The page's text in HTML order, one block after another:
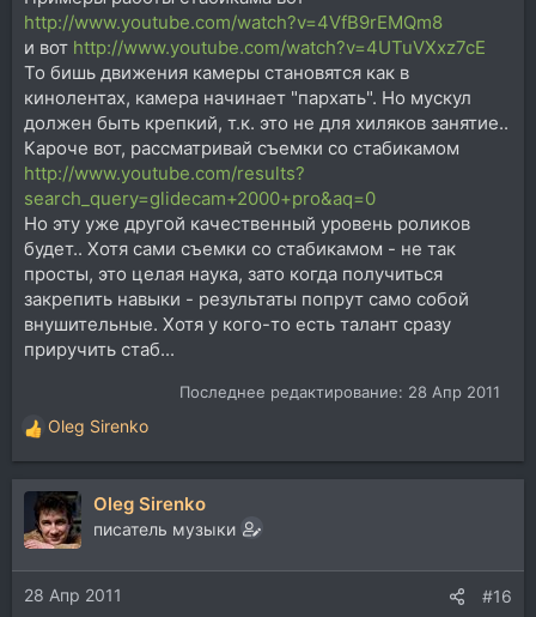
http://www.youtube.com/watch?v=4VfB9rEMQm8
и вот http://www.youtube.com/watch?v=4UTuVXxz7cE
То бишь движения камеры становятся как в
кинолентах, камера начинает "пархать". Но мускул
должен быть крепкий, т.к. это не для хиляков занятие..
Кароче вот, рассматривай съемки со стабикамом
http://www.youtube.com/results?
search_query=glidecam+2000+pro&aq=0
Но эту уже другой качественный уровень роликов
будет.. Хотя сами съемки со стабикамом - не так
просты, это целая наука, зато когда получиться
закрепить навыки - результаты попрут само собой
внушительные. Хотя у кого-то есть талант сразу
приручить стаб...
Последнее редактирование: 28 Апр 2011
Р
е
а
ц
и
и
:
Oleg Sirenko
Oleg Sirenko
писатель музыки
28 Апр 2011 #16